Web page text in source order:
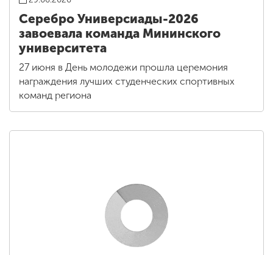
Серебро Универсиады-2026
завоевала команда Мининского
университета
27 июня в День молодежи прошла церемония
награждения лучших студенческих спортивных
команд региона